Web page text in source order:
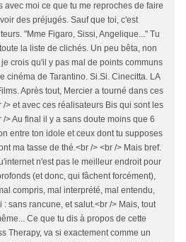
avec moi ce que tu me reproches de faire
des préjugés. Sauf que toi, c'est
"Mme Figaro, Sissi, Angelique..." Tu
la liste de clichés. Un peu bêta, non
crois qu'il y pas mal de points communs
cinéma de Tarantino. Si.Si. Cinecitta. LA
Après tout, Mercier a tourné dans ces
/> et avec ces réalisateurs Bis qui sont les
/> Au final il y a sans doute moins que 6
entre ton idole et ceux dont tu supposes
ma tasse de thé.<br /> <br /> Mais bref.
n'est pas le meilleur endroit pour
(et donc, qui fâchent forcément),
compris, mal interprété, mal entendu,
: sans rancune, et salut.<br /> Mais, tout
Ce que tu dis à propos de cette
Therapy, va si exactement comme un